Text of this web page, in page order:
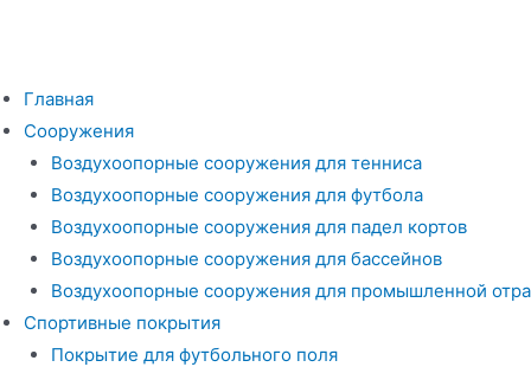
Главная
Сооружения
Воздухоопорные сооружения для тенниса
Воздухоопорные сооружения для футбола
Воздухоопорные сооружения для падел кортов
Воздухоопорные сооружения для бассейнов
Воздухоопорные сооружения для промышленной
Спортивные покрытия
Покрытие для футбольного поля